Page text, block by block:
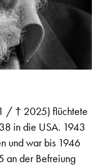
/ † 2025) flüchtete
in die USA. 1943
und war bis 1946
an der Befreiung